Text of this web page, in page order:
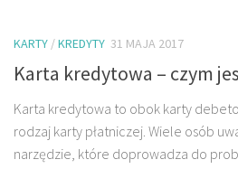
KARTY /KREDYTY 31 MAJA 2017
Karta kredytowa – czym
Karta kredytowa to obok karty
rodzaj karty płatniczej. Wiele osób
narzędzie, które doprowadza do